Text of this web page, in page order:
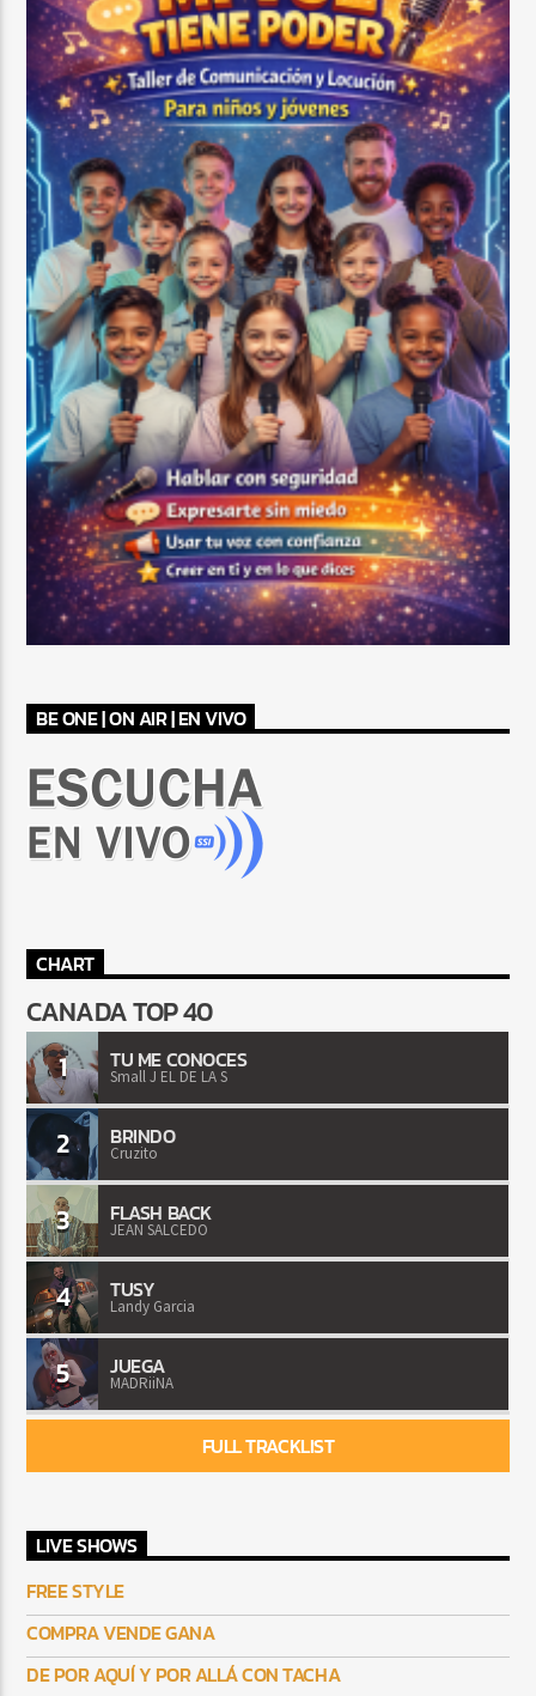
BE ONE | ON AIR | EN VIVO
CHART
CANADA TOP 40
1 TU ME CONOCES
Small J EL DE LA S
2 BRINDO
Cruzito
3 FLASH BACK
JEAN SALCEDO
4 TUSY
Landy Garcia
5 JUEGA
MADRiiNA
FULL TRACKLIST
LIVE SHOWS
FREE STYLE
COMPRA VENDE GANA
DE POR AQUÍ Y POR ALLÁ CON TACHA